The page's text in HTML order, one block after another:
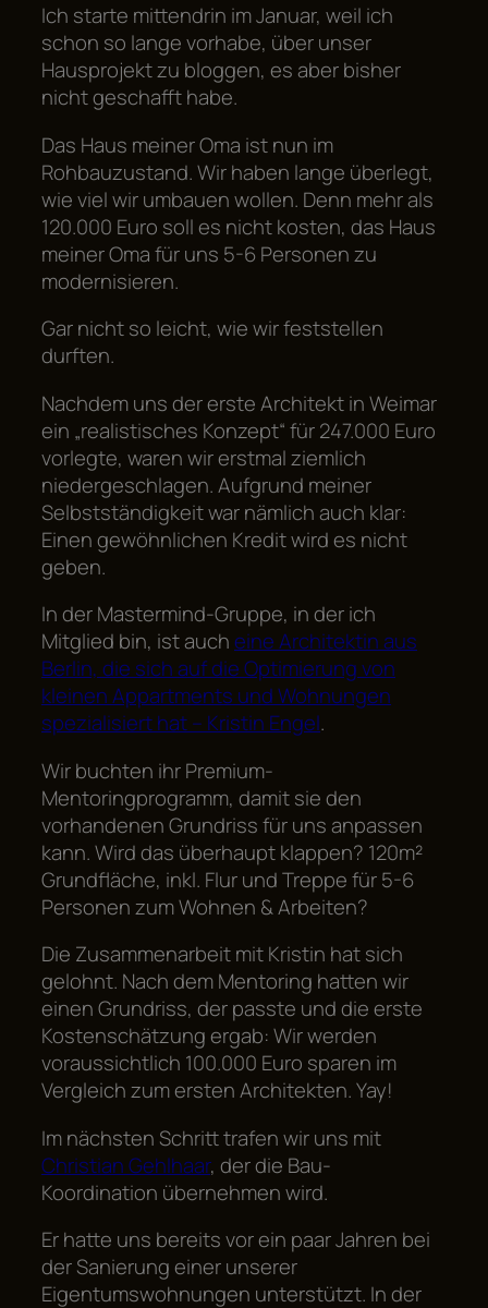
Ich starte mittendrin im Januar, weil ich
schon so lange vorhabe, über unser
Hausprojekt zu bloggen, es aber bisher
nicht geschafft habe.
Das Haus meiner Oma ist nun im
Rohbauzustand. Wir haben lange überlegt,
wie viel wir umbauen wollen. Denn mehr als
120.000 Euro soll es nicht kosten, das Haus
meiner Oma für uns 5-6 Personen zu
modernisieren.
Gar nicht so leicht, wie wir feststellen
durften.
Nachdem uns der erste Architekt in Weimar
ein „realistisches Konzept“ für 247.000 Euro
vorlegte, waren wir erstmal ziemlich
niedergeschlagen. Aufgrund meiner
Selbstständigkeit war nämlich auch klar:
Einen gewöhnlichen Kredit wird es nicht
geben.
In der Mastermind-Gruppe, in der ich
Mitglied bin, ist aucheine Architektin aus
Berlin, die sich auf die Optimierung von
kleinen Appartments und Wohnungen
spezialisiert hat – Kristin Engel.
Wir buchten ihr Premium-
Mentoringprogramm, damit sie den
vorhandenen Grundriss für uns anpassen
kann. Wird das überhaupt klappen? 120m²
Grundfläche, inkl. Flur und Treppe für 5-6
Personen zum Wohnen & Arbeiten?
Die Zusammenarbeit mit Kristin hat sich
gelohnt. Nach dem Mentoring hatten wir
einen Grundriss, der passte und die erste
Kostenschätzung ergab: Wir werden
voraussichtlich 100.000 Euro sparen im
Vergleich zum ersten Architekten. Yay!
Im nächsten Schritt trafen wir uns mit
Christian Gehlhaar, der die Bau-
Koordination übernehmen wird.
Er hatte uns bereits vor ein paar Jahren bei
der Sanierung einer unserer
Eigentumswohnungen unterstützt. In der